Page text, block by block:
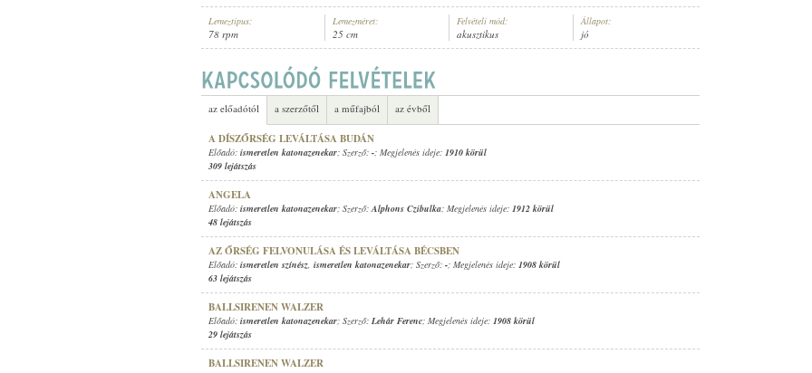
ISMERETLEN KATONAZENEKAR
Lemeztípus:
78 rpm
Lemezméret:
25 cm
Felvételi mód:
akusztikus
Állapot:
jó
az előadótól a szerzőtől a műfajból az évből
A DÍSZŐRSÉG LEVÁLTÁSA BUDÁN
Előadó: ismeretlen katonazenekar; Szerző: -; Megjelenés ideje: 1910 körül
309 lejátszás
ANGELA
Előadó: ismeretlen katonazenekar; Szerző:Alphons Czibulka; Megjelenés ideje: 1912 körül
48 lejátszás
AZ ŐRSÉG FELVONULÁSA ÉS LEVÁLTÁSA BÉCSBEN
Előadó: ismeretlen színész, ismeretlen katonazenekar; Szerző: -; Megjelenés ideje: 1908 körül
63 lejátszás
BALLSIRENEN WALZER
Előadó: ismeretlen katonazenekar; Szerző: Lehár Ferenc; Megjelenés ideje: 1908 körül
29 lejátszás
BALLSIRENEN WALZER